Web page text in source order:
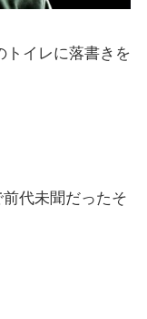
トイレに落書きを
代未聞だったそ